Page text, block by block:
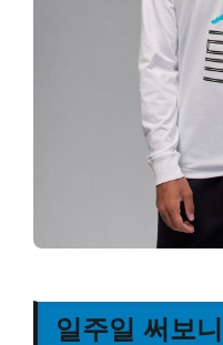
일주일 써보